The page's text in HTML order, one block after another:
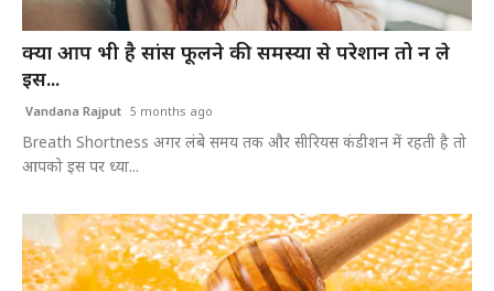
क्या आप भी है सांस फूलने की समस्या से परेशान तो न ले
इस...
Vandana Rajput 5 months ago
Breath Shortness अगर लंबे समय तक और सीरियस कंडीशन में रहती है तो
आपको इस पर ध्या...